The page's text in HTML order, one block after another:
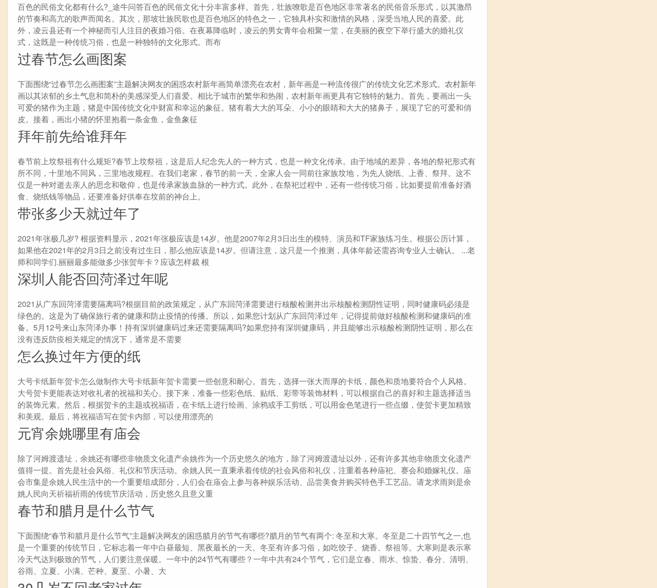
百色的民俗文化都有什么?_途牛问答百色的民俗文化十分丰富多样。首先，壮族嘹歌是百色地区非常著名的民俗音乐形式，以其激昂
的节奏和高亢的歌声而闻名。其次，那坡壮族民歌也是百色地区的特色之一，它独具朴实和激情的风格，深受当地人民的喜爱。此
外，凌云县还有一个神秘而引人注目的夜婚习俗。在夜幕降临时，凌云的男女青年会相聚一堂，在美丽的夜空下举行盛大的婚礼仪
式，这既是一种传统习俗，也是一种独特的文化形式。而布
过春节怎么画图案
下面围绕“过春节怎么画图案”主题解决网友的困惑农村新年画简单漂亮在农村，新年画是一种流传很广的传统文化艺术形式。农村新年
画以其浓郁的乡土气息和简朴的美感深受人们喜爱。相比于城市的繁华和热闹，农村新年画更具有它独特的魅力。首先，要画出一头
可爱的猪作为主题，猪是中国传统文化中财富和幸运的象征。猪有着大大的耳朵、小小的眼睛和大大的猪鼻子，展现了它的可爱和俏
皮。接着，画出小猪的怀里抱着一条金鱼，金鱼象征
拜年前先给谁拜年
春节前上坟祭祖有什么规矩?春节上坟祭祖，这是后人纪念先人的一种方式，也是一种文化传承。由于地域的差异，各地的祭祀形式有
所不同，十里地不同风，三里地改规程。在我们老家，春节的前一天，全家人会一同前往家族坟地，为先人烧纸、上香、祭拜。这不
仅是一种对逝去亲人的思念和敬仰，也是传承家族血脉的一种方式。此外，在祭祀过程中，还有一些传统习俗，比如要提前准备好酒
食、烧纸钱等物品，还要准备好供奉在坟前的神台上。
带张多少天就过年了
2021年张极几岁? 根据资料显示，2021年张极应该是14岁。他是2007年2月3日出生的模特、演员和TF家族练习生。根据公历计算，
如果他在2021年的2月3日之前没有过生日，那么他应该是14岁。但请注意，这只是一个推测，具体年龄还需咨询专业人士确认。 ...老
师和同学们.丽丽最多能做多少张贺年卡？应该怎样裁 根
深圳人能否回菏泽过年呢
2021从广东回菏泽需要隔离吗?根据目前的政策规定，从广东回菏泽需要进行核酸检测并出示核酸检测阴性证明，同时健康码必须是
绿色的。这是为了确保旅行者的健康和防止疫情的传播。所以，如果您计划从广东回菏泽过年，记得提前做好核酸检测和健康码的准
备。5月12号来山东菏泽办事！持有深圳健康码过来还需要隔离吗?如果您持有深圳健康码，并且能够出示核酸检测阴性证明，那么在
没有违反防疫相关规定的情况下，通常是不需要
怎么换过年方便的纸
大号卡纸新年贺卡怎么做制作大号卡纸新年贺卡需要一些创意和耐心。首先，选择一张大而厚的卡纸，颜色和质地要符合个人风格。
大号贺卡更能表达对收礼者的祝福和关心。接下来，准备一些彩色纸、贴纸、彩带等装饰材料，可以根据自己的喜好和主题选择适当
的装饰元素。然后，根据贺卡的主题或祝福语，在卡纸上进行绘画、涂鸦或手工剪纸，可以用金色笔进行一些点缀，使贺卡更加精致
和美观。最后，将祝福语写在贺卡内部，可以使用漂亮的
元宵余姚哪里有庙会
除了河姆渡遗址，余姚还有哪些非物质文化遗产余姚作为一个历史悠久的地方，除了河姆渡遗址以外，还有许多其他非物质文化遗产
值得一提。首先是社会风俗、礼仪和节庆活动。余姚人民一直秉承着传统的社会风俗和礼仪，注重着各种庙祀、赛会和婚嫁礼仪。庙
会市集是余姚人民生活中的一个重要组成部分，人们会在庙会上参与各种娱乐活动、品尝美食并购买特色手工艺品。请龙求雨则是余
姚人民向天祈福祈雨的传统节庆活动，历史悠久且意义重
春节和腊月是什么节气
下面围绕“春节和腊月是什么节气”主题解决网友的困惑腊月的节气有哪些?腊月的节气有两个: 冬至和大寒。冬至是二十四节气之一,也
是一个重要的传统节日，它标志着一年中白昼最短、黑夜最长的一天。冬至有许多习俗，如吃饺子、烧香、祭祖等。大寒则是表示寒
冷天气达到极致的节气，人们要注意保暖。一年中的24节气有哪些？一年中共有24个节气，它们是立春、雨水、惊蛰、春分、清明、
谷雨、立夏、小满、芒种、夏至、小暑、大